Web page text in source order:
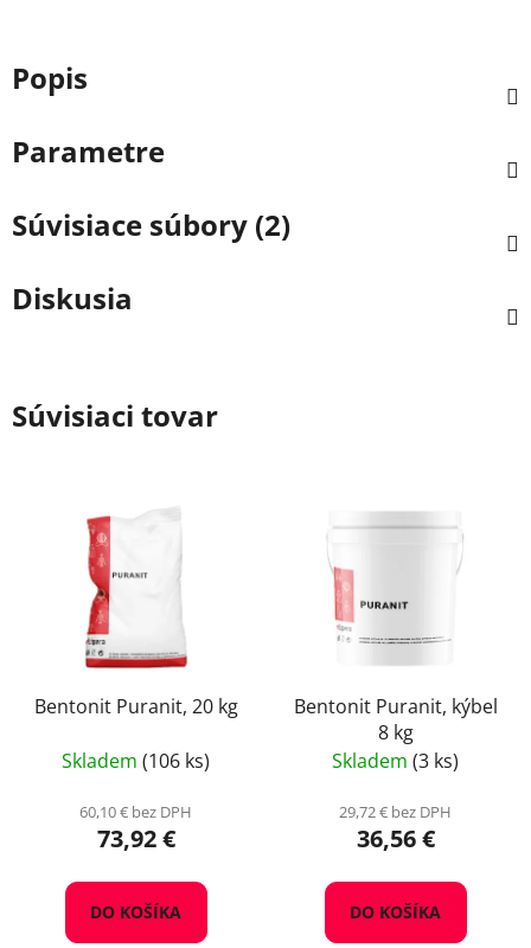
Popis
Parametre
Súvisiace súbory (2)
Diskusia
Súvisiaci tovar
Bentonit Puranit, 20 kg
Skladem (106 ks)
60,10 € bez DPH
73,92 €
DO KOŠÍKA
Bentonit Puranit, kýbel
8 kg
Skladem (3 ks)
29,72 € bez DPH
36,56 €
DO KOŠÍKA